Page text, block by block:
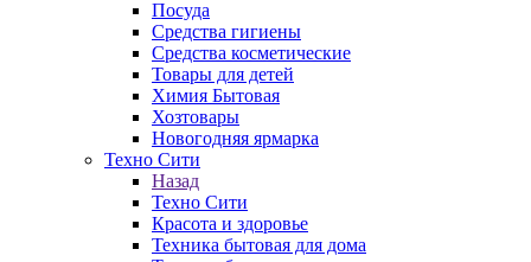
Посуда
Средства гигиены
Средства косметические
Товары для детей
Химия Бытовая
Хозтовары
Новогодняя ярмарка
Техно Сити
Назад
Техно Сити
Красота и здоровье
Техника бытовая для дома